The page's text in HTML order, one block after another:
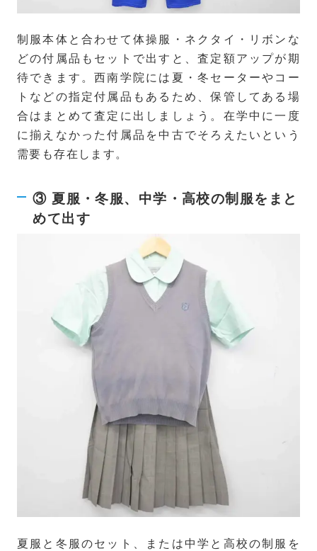
制服本体と合わせて体操服・ネクタイ・リボンな
どの付属品もセットで出すと、査定額アップが期
待できます。西南学院には夏・冬セーターやコー
トなどの指定付属品もあるため、保管してある場
合はまとめて査定に出しましょう。在学中に一度
に揃えなかった付属品を中古でそろえたいという
需要も存在します。
③ 夏服・冬服、中学・高校の制服をまと
めて出す
夏服と冬服のセット、または中学と高校の制服を